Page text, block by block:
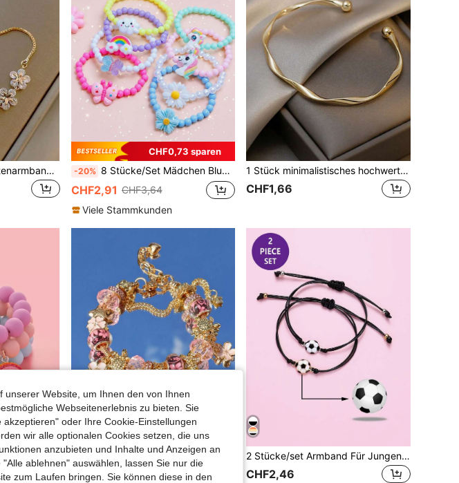
1 Stück modisches Blütenarmband, elegantes Design für Mädchen
CHF0,73 sparen
-20% 8 Stücke/Set Mädchen Blumen, Schmetterling, Wolke, Einhorn Perlen Charm Armbänder, buntes Schmuckset, geeignet als Geschenk für Mädchen Partys
CHF2,91 CHF3,64
Viele Stammkunden
1 Stück minimalistisches hochwertiges Nischen-Design Mädchen & Kinder Armband
CHF1,66
Mädchen 3 Stücke/Set Perlenarmband Regenbogen Anhänger
5
CHF3,90
2 Stücke/set Armband Für Jungen Mit Fußball Element In Zink-legierung & Schwarzem Wachskord Geflochten, Mit Verstellbarer Größe Für Den Täglichen Gebrauch Und Als Geschenk
CHF2,46
unserer Website, um Ihnen den von Ihnen
Webseitenerlebnis zu bieten. Sie
oder Ihre Cookie-Einstellungen
wir alle optionalen Cookies setzen, die uns
anzubieten und Inhalte und Anzeigen an
ablehnen" auswählen, lassen Sie nur die
zum Laufen bringen. Sie können diese in den